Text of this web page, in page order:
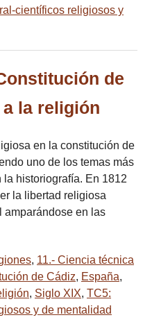
científicos religiosos y
de
la religión
en la constitución de
uno de los temas más
la historiografía. En 1812
la libertad religiosa
amparándose en las
, 11.- Ciencia técnica
de Cádiz, España,
, Siglo XIX, TC5:
y de mentalidad